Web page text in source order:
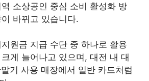
소상공인 중심 소비 활성화 방
바뀌고 있습니다.
원금 지급 수단 중 하나로 활용
게 늘어나고 있으며, 대전 내 대
기 사용 매장에서 일반 카드처럼